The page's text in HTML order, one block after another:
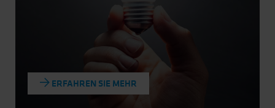
ERFAHREN SIE MEHR